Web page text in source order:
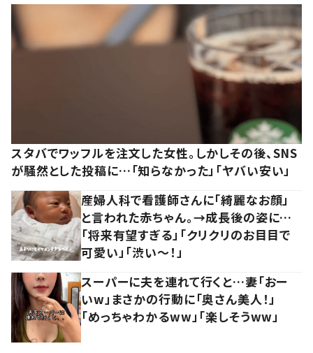
スタバでワッフルを注文した女性。しかしその後、SNS
が騒然とした投稿に…「知らなかった」「ヤバい安い」
産婦人科で看護師さんに「綺麗なお顔」
と言われた赤ちゃん。→成長後の姿に…
「将来有望すぎる」「クリクリのお目目で
可愛い」「渋い～！」
スーパーに夫を連れて行くと…妻「おー
いw」まさかの行動に「奥さん美人！」
「めっちゃわかるww」「楽しそうww」